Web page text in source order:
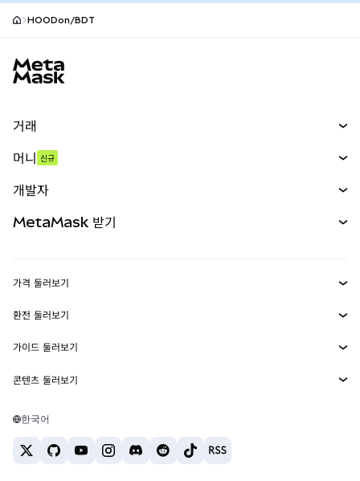
HOODon/BDT
거래
무기한 선물
실물자산
머니 신규
개발자
MetaMask Connect
Snaps
웹3 서비스
MetaMask 받기
보안
고객 지원
채용
가격 둘러보기
이더리움 가격
솔라나 가격
테더 가격
환전 둘러보기
ETH를 USD로 환전
USDT를 INR로 환전
BTC를 INR로 환전
ETH를 USDT로 환전
가이드 둘러보기
ETH 매수
USDT 매수
콘텐츠 둘러보기
솔라나 지갑
한국어